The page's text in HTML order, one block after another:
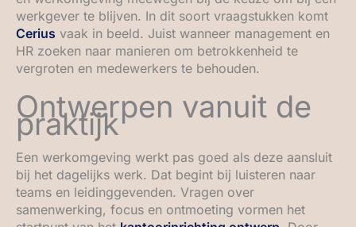
werkgever te blijven. In dit soort vraagstukken komt
Cerius vaak in beeld. Juist wanneer management en
HR zoeken naar manieren om betrokkenheid te
vergroten en medewerkers te behouden.
Ontwerpen vanuit de
praktijk
Een werkomgeving werkt pas goed als deze aansluit
bij het dagelijks werk. Dat begint bij luisteren naar
teams en leidinggevenden. Vragen over
samenwerking, focus en ontmoeting vormen het